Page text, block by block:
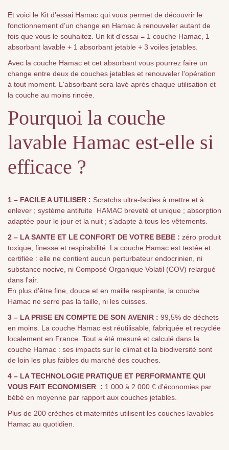
Et voici le Kit d'essai Hamac qui vous permet de découvrir le
fonctionnement d’un change en Hamac à renouveler autant de
fois que vous le souhaitez. Un kit d’essai = 1 couche Hamac, 1
absorbant lavable + 1 absorbant jetable + 3 voiles jetables.
Avec la couche Hamac et cet absorbant vous pourrez faire un
change entre deux de couches jetables et renouveler l'opération
à tout moment. L'absorbant sera lavé après chaque utilisation et
la couche au moins rincée.
Pourquoi la couche
lavable Hamac est-elle si
efficace ?
1 – FACILE A UTILISER : Scratchs ultra-faciles à mettre et à
enlever ; système antifuite HAMAC breveté et unique ; absorption
adaptée pour le jour et la nuit ; s'adapte à tous les vêtements.
2 – LA SANTE ET LE CONFORT DE VOTRE BEBE : zéro produit
toxique, finesse et respirabilité. La couche Hamac est testée et
certifiée : elle ne contient aucun perturbateur endocrinien, ni
substance nocive, ni Composé Organique Volatil (COV) relargué
dans l'air.
En plus d'être fine, douce et en maille respirante, la couche
Hamac ne serre pas la taille, ni les cuisses.
3 – LA PRISE EN COMPTE DE SON AVENIR : 99,5% de déchets
en moins. La couche Hamac est réutilisable, fabriquée et recyclée
localement en France. Tout a été mesuré et calculé dans la
couche Hamac : ses impacts sur le climat et la biodiversité sont
de loin les plus faibles du marché des couches.
4 – LA TECHNOLOGIE PRATIQUE ET PERFORMANTE QUI
VOUS FAIT ECONOMISER : 1 000 à 2 000 € d'économies par
bébé en moyenne par rapport aux couches jetables.
Plus de 200 crèches et maternités utilisent les couches lavables
Hamac au quotidien.